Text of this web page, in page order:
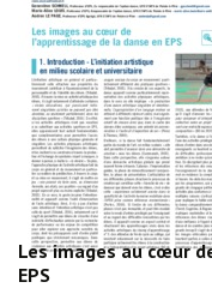
Les images au cœur
EPS